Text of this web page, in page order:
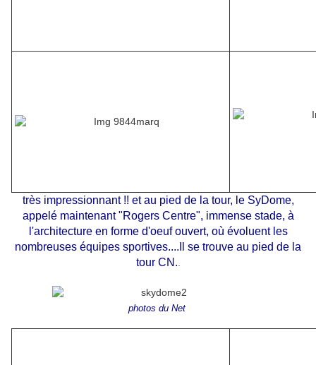
très impressionnant !! et au pied de la tour, le SyDome,
appelé maintenant "Rogers Centre", immense stade, à
l'architecture en forme d'oeuf ouvert, où évoluent les
nombreuses équipes sportives....Il se trouve au pied de la
tour CN.
photos du Net